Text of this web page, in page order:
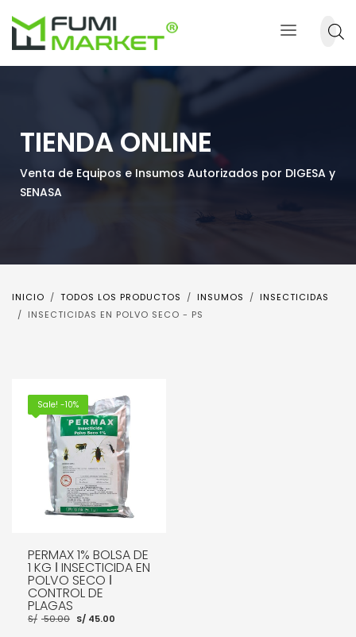
TIENDA ONLINE
Venta de Equipos e Insumos Autorizados por DIGESA y
SENASA
INICIO TODOS LOS PRODUCTOS INSUMOS
INSECTICIDAS
INSECTICIDAS EN POLVO SECO - PS
Sale! -10%
PERMAX 1% BOLSA DE
1 KG ǀ INSECTICIDA EN
POLVO SECO ǀ
CONTROL DE
PLAGAS
S/ 50.00 El
precio
S/ 45.00